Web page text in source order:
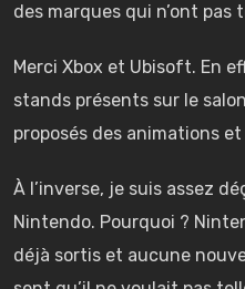
des marques qui n’ont pas
Merci Xbox et Ubisoft. En
stands présents sur le
proposés des animations
À l’inverse, je suis assez
Nintendo. Pourquoi ?
déjà sortis et aucune